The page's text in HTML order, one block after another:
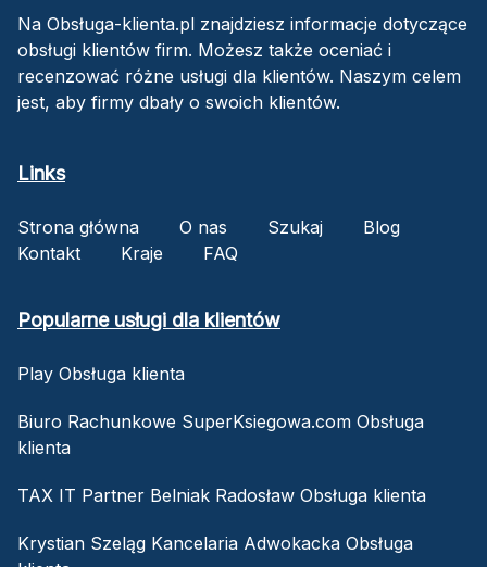
Na Obsługa-klienta.pl znajdziesz informacje dotyczące
obsługi klientów firm. Możesz także oceniać i
recenzować różne usługi dla klientów. Naszym celem
jest, aby firmy dbały o swoich klientów.
Links
Strona główna O nas Szukaj
Blog
Kontakt
Kraje FAQ
Popularne usługi dla klientów
Play Obsługa klienta
Biuro Rachunkowe SuperKsiegowa.com Obsługa
klienta
TAX IT Partner Belniak Radosław Obsługa klienta
Krystian Szeląg Kancelaria Adwokacka Obsługa